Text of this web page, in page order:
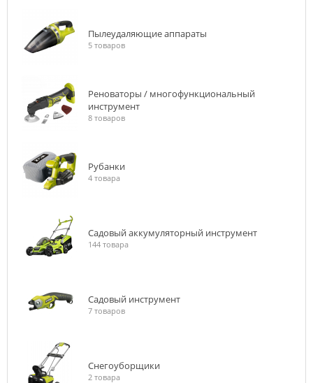
Пылеудаляющие аппараты
5 товаров
Реноваторы / многофункциональный
инструмент
8 товаров
Рубанки
4 товара
Садовый аккумуляторный инструмент
144 товара
Садовый инструмент
7 товаров
Снегоуборщики
2 товара